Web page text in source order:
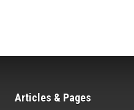
Articles & Pages